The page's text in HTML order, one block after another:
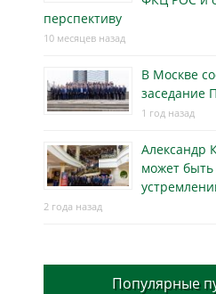
перспективу
10 месяцев назад
В Москве
заседание
1 год назад
Александр
может
2 года назад
Популярные